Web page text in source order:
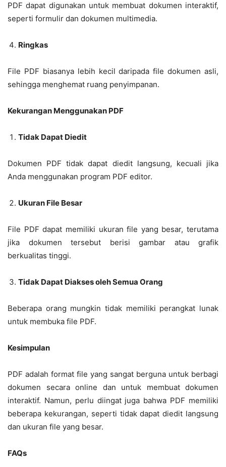
PDF dapat digunakan untuk membuat dokumen interaktif,
seperti formulir dan dokumen multimedia.
Ringkas
File PDF biasanya lebih kecil daripada file dokumen asli,
sehingga menghemat ruang penyimpanan.
Kekurangan Menggunakan PDF
Tidak Dapat Diedit
Dokumen PDF tidak dapat diedit langsung, kecuali jika
Anda menggunakan program PDF editor.
Ukuran File Besar
File PDF dapat memiliki ukuran file yang besar, terutama
jika dokumen tersebut berisi gambar atau grafik
berkualitas tinggi.
Tidak Dapat Diakses oleh Semua Orang
Beberapa orang mungkin tidak memiliki perangkat lunak
untuk membuka file PDF.
Kesimpulan
PDF adalah format file yang sangat berguna untuk berbagi
dokumen secara online dan untuk membuat dokumen
interaktif. Namun, perlu diingat juga bahwa PDF memiliki
beberapa kekurangan, seperti tidak dapat diedit langsung
dan ukuran file yang besar.
FAQs